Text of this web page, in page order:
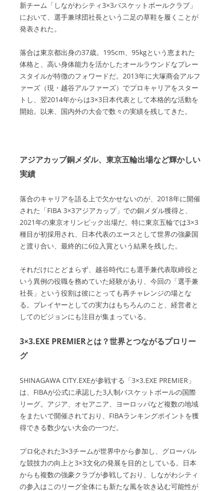
新チーム「しながわシティ3×3バスケットボールクラブ」
において、選手兼球団社長という二足の草鞋を履くことが
発表された。
落合は東京都出身の37歳。195cm、95kgという恵まれた
体格と、高い身体能力を活かしたオールラウンドなプレー
スタイルが特徴のフォワードだ。2013年に大塚商会アルフ
ァーズ（現・越谷アルファーズ）でプロキャリアをスター
トし、翌2014年からは3×3日本代表として本格的な活動を
開始。以来、国内外の大会で数々の実績を残してきた。
アジアカップ銅メダル、東京五輪出場など輝かしい
実績
落合のキャリアを語る上で欠かせないのが、2018年に開催
された「FIBA 3×3アジアカップ」での銅メダル獲得と、
2021年の東京オリンピック出場だ。特に東京五輪では3×3
種目が初採用され、日本代表のエースとして世界の強豪国
と渡り合い、最終的に6位入賞という結果を残した。
それだけにとどまらず、越谷時代にも選手兼代表取締役と
いう異例の役職を務めていた経験があり、今回の「選手兼
社長」という役割は彼にとっても再チャレンジの場とな
る。プレイヤーとしての実力はもちろんのこと、経営者と
してのビジョンにも注目が集まっている。
3×3.EXE PREMIERとは？世界とつながるプロリー
グ
SHINAGAWA CITY.EXEが参戦する「3×3.EXE PREMIER」
は、FIBAが公式に承認した3人制バスケットボールの国際
リーグ。アジア、オセアニア、ヨーロッパなど複数の地域
をまたいで開催されており、FIBAランキングポイントを獲
得できる数少ない大会の一つだ。
プロ化された3×3チームが世界中から参加し、グローバル
な競技力の向上と3×3文化の発展を目的としている。日本
からも複数の強豪クラブが参戦しており、しながわシティ
の参入はこのリーグ全体にも新たな風を吹き込む可能性が